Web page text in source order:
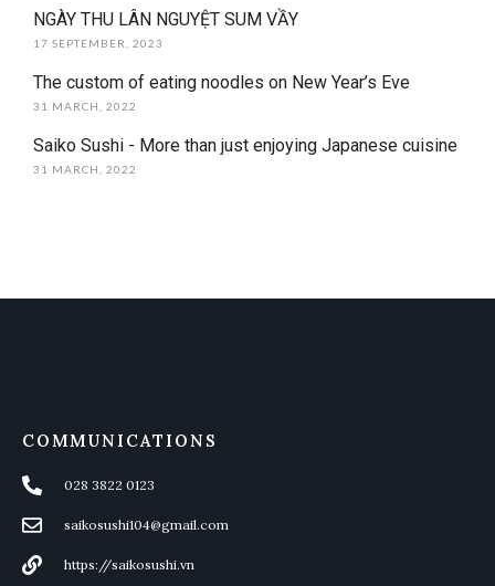
NGÀY THU LÂN NGUYỆT SUM VẦY
17 SEPTEMBER, 2023
The custom of eating noodles on New Year’s Eve
31 MARCH, 2022
Saiko Sushi - More than just enjoying Japanese cuisine
31 MARCH, 2022
COMMUNICATIONS
028 3822 0123
saikosushi104@gmail.com
https://saikosushi.vn